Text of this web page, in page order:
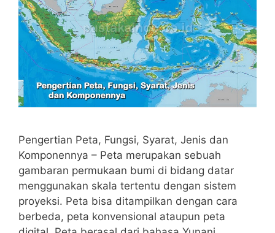
Pengertian Peta, Fungsi, Syarat, Jenis dan
Komponennya – Peta merupakan sebuah
gambaran permukaan bumi di bidang datar
menggunakan skala tertentu dengan sistem
proyeksi. Peta bisa ditampilkan dengan cara
berbeda, peta konvensional ataupun peta